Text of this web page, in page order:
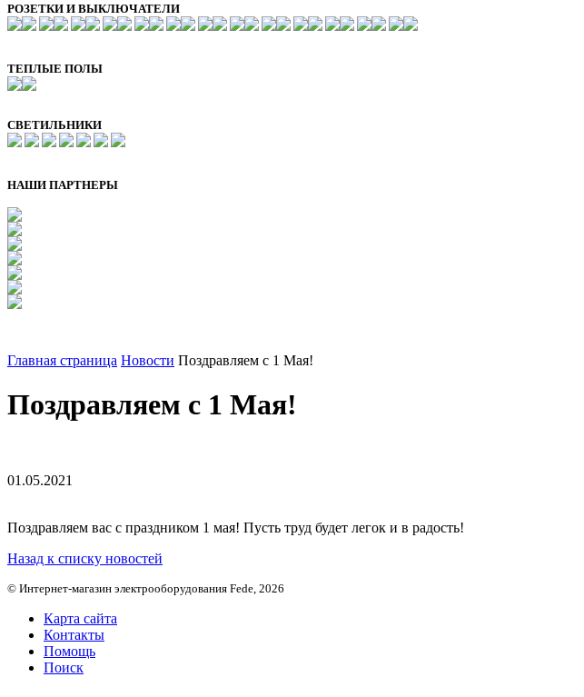
РОЗЕТКИ И ВЫКЛЮЧАТЕЛИ
ТЕПЛЫЕ ПОЛЫ
СВЕТИЛЬНИКИ
НАШИ ПАРТНЕРЫ
Главная страница Новости Поздравляем с 1 Мая!
Поздравляем с 1 Мая!
01.05.2021
Поздравляем вас с праздником 1 мая! Пусть труд будет легок и в радость!
Назад к списку новостей
© Интернет-магазин электрооборудования Fede, 2026
Карта сайта
Контакты
Помощь
Поиск